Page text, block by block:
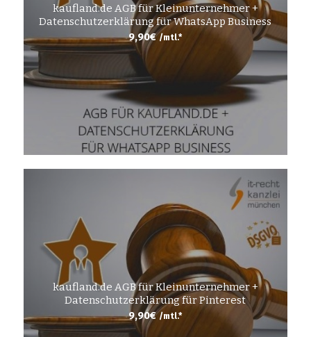
kaufland.de AGB für Kleinunternehmer +
Datenschutzerklärung für WhatsApp Business
9,90€ /mtl.*
kaufland.de AGB für Kleinunternehmer +
Datenschutzerklärung für Pinterest
9,90€ /mtl.*